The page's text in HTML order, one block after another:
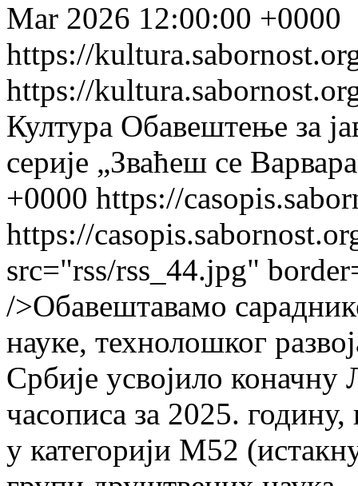
Mar 2026 12:00:00 +0000
https://
https://
Култура Обавештење за
серије „Зваћеш се
+0000 https://
https://
src="rss/rss_44.jpg"
/>Обавештавамо
науке, технолошког
Србије усвојило коначну
часописа за 2025. годину,
у категорији М52